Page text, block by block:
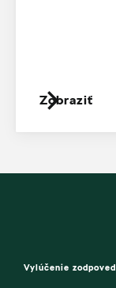
Zobraziť
Vylúčenie